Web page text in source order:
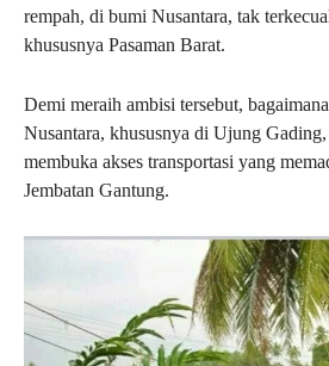
rempah, di bumi Nusantara, tak
khususnya Pasaman Barat.
Demi meraih ambisi tersebut,
Nusantara, khususnya di Ujung
membuka akses transportasi yang
Jembatan Gantung.